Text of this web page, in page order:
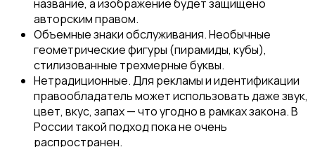
название, а изображение будет защищено
авторским правом.
Объемные знаки обслуживания. Необычные
геометрические фигуры (пирамиды, кубы),
стилизованные трехмерные буквы.
Нетрадиционные. Для рекламы и идентификации
правообладатель может использовать даже звук,
цвет, вкус, запах — что угодно в рамках закона. В
России такой подход пока не очень
распространен.